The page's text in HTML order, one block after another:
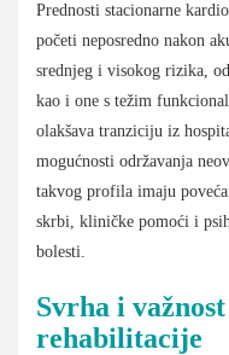
Prednosti stacionarne
početi neposredno nakon
srednjeg i visokog rizika,
kao i one s težim
olakšava tranziciju iz
mogućnosti održavanja
takvog profila imaju
skrbi, kliničke pomoći i
bolesti.
Svrha i
rehabilitacije